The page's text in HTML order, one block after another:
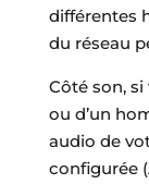
différentes
du réseau
Côté son, si
ou d’un
audio de
configurée